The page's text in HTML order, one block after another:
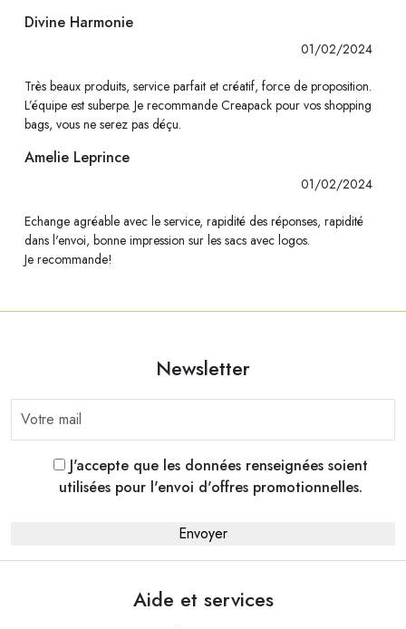
Divine Harmonie
01/02/2024
Très beaux produits, service parfait et créatif, force de proposition.
L’équipe est suberpe. Je recommande Creapack pour vos shopping
bags, vous ne serez pas déçu.
Amelie Leprince
01/02/2024
Echange agréable avec le service, rapidité des réponses, rapidité
dans l'envoi, bonne impression sur les sacs avec logos.
Je recommande!
Aide et services
Newsletter
J'accepte que les données renseignées soient
utilisées pour l'envoi d'offres promotionnelles.